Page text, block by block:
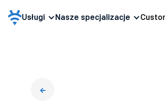
Usługi Nasze specjalizacje